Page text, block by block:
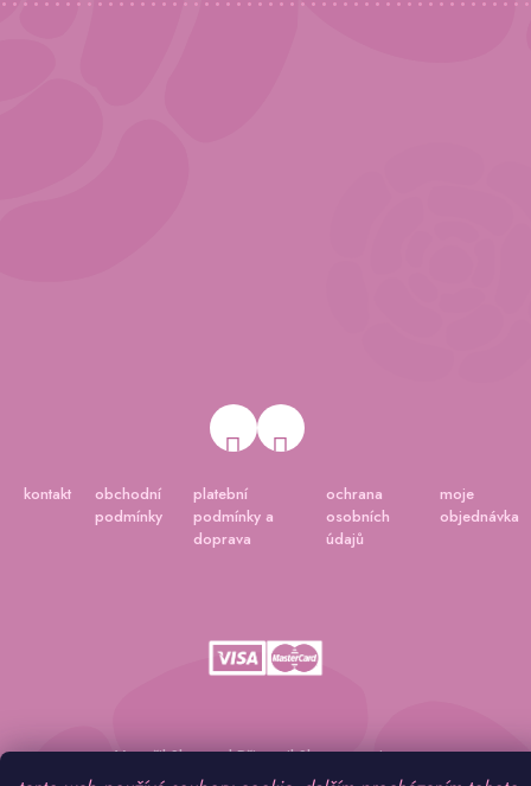
kontakt
obchodní
podmínky
platební
podmínky a
doprava
ochrana
osobních
údajů
moje
objednávka
Vytvořil Shoptet |Připravil Shoptetnamiru.cz